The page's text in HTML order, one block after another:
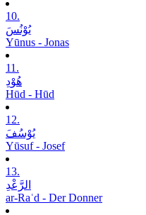
10.
یُوْنُسَ
Yūnus - Jonas
11.
ھُوْدِ
Hūd - Hūd
12.
یُوْسُفَ
Yūsuf - Josef
13.
الرَّعْدِ
ar-Raʿd - Der Donner